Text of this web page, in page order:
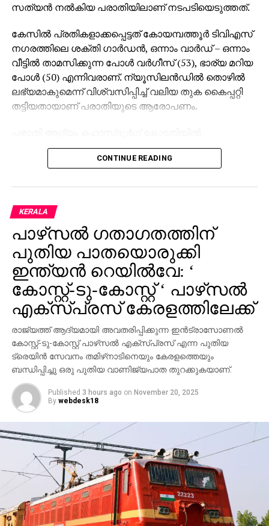
സത്യന്‍ നല്‍കിയ പരാതിയിലാണ് നടപടിയെടുത്തത്.
കേസില്‍ പ്രതികളാക്കപ്പെട്ടത് കോയമ്പത്തൂര്‍ ടിവിഎസ്
നഗരത്തിലെ ശക്തി ഗാര്‍ഡന്‍, ഒന്നാം വാര്‍ഡ് – ഒന്നാം
വീട്ടില്‍ താമസിക്കുന്ന പോള്‍ വര്‍ഗീസ് (53), ഭാര്യ മറിയ
പോള്‍ (50) എന്നിവരാണ്. ന്യൂസിലന്‍ഡില്‍ തൊഴില്‍
ലഭ്യമാകുമെന്ന് വിശ്വസിപ്പിച്ച് വലിയ തുക കൈപ്പറ്റി
തട്ടിയതായാണ് പരാതിയുടെ ആരോപണം.
സമര്‍പ്പിച്ചിരുന്നതും പിന്നീട് അന്വേഷണത്തിനായി
ബേക്കല്‍ പൊലീസിന് കൈമാറിയതുമാണ്.
രവീന്ദ്രന്റെ നേതൃത്വത്തിലാണ് പുരോഗമിക്കുന്നത്.
CONTINUE READING
KERALA
പാഴ്‌സല്‍ ഗതാഗതത്തിന്
പുതിയ പാതയൊരുക്കി
ഇന്ത്യന്‍ റെയില്‍വേ: ‘
കോസ്റ്റ്-ടു-കോസ്റ്റ് ‘ പാഴ്‌സല്‍
എക്‌സ്പ്രസ് കേരളത്തിലേക്ക്
രാജ്യത്ത് ആദ്യമായി അവതരിപ്പിക്കുന്ന ഇന്‍ട്രാസോണല്‍
കോസ്റ്റ്-ടു-കോസ്റ്റ് പാഴ്‌സല്‍ എക്‌സ്പ്രസ് എന്ന പുതിയ
ട്രെയിന്‍ സേവനം തമിഴ്‌നാടിനെയും കേരളത്തെയും
ബന്ധിപ്പിച്ചു ഒരു പുതിയ വാണിജ്യപാത തുറക്കുകയാണ്.
Published 3 hours ago on November 20, 2025
By webdesk18